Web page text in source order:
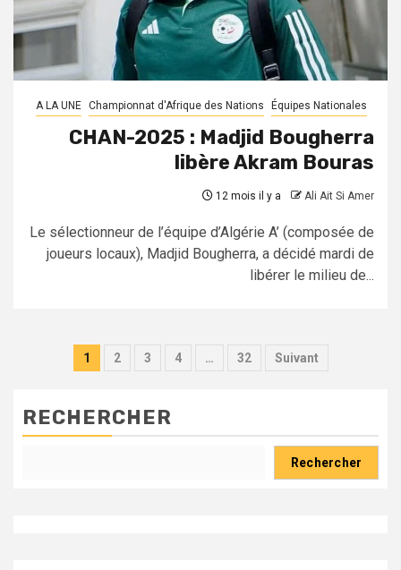
A LA UNE Championnat d'Afrique des Nations Équipes Nationales
CHAN-2025 : Madjid Bougherra
libère Akram Bouras
12 mois il y a Ali Ait Si Amer
Le sélectionneur de l’équipe d’Algérie A’ (composée de
joueurs locaux), Madjid Bougherra, a décidé mardi de
libérer le milieu de...
Pagination
publications
1 2 3 4 … 32 Suivant
RECHERCHER
Rechercher